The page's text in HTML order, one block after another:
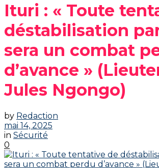
Ituri : « Toute
déstabilisation
sera un combat
d’avance »
Jules Ngongo)
by Redaction
mai 14, 2025
in Sécurité
0